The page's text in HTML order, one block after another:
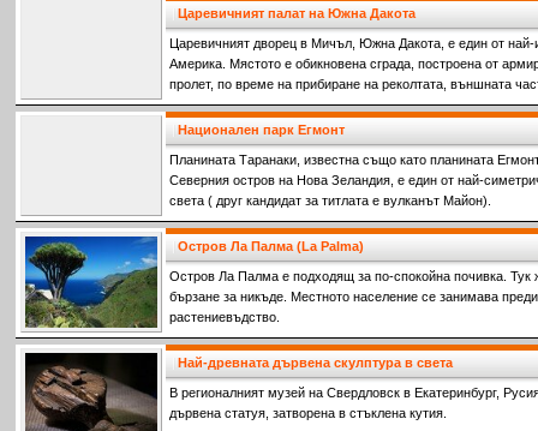
Царевичният палат на Южна Дакота
Царевичният дворец в Мичъл, Южна Дакота, е един от най-
Америка. Мястото е обикновена сграда, построена от
пролет, по време на прибиране на реколтата, външната
Национален парк Егмонт
Планината Таранаки, известна също като планината
Северния остров на Нова Зеландия, е един от най-
света ( друг кандидат за титлата е вулканът Майон).
Остров Ла Палма (La Palma)
Остров Ла Палма е подходящ за по-спокойна почивка. Тук
бързане за никъде. Местното население се занимава
растениевъдство.
Най-древната дървена скулптура в света
В pегионалният музей на Свердловск в Екатеринбург,
дървена статуя, затворена в стъклена кутия.